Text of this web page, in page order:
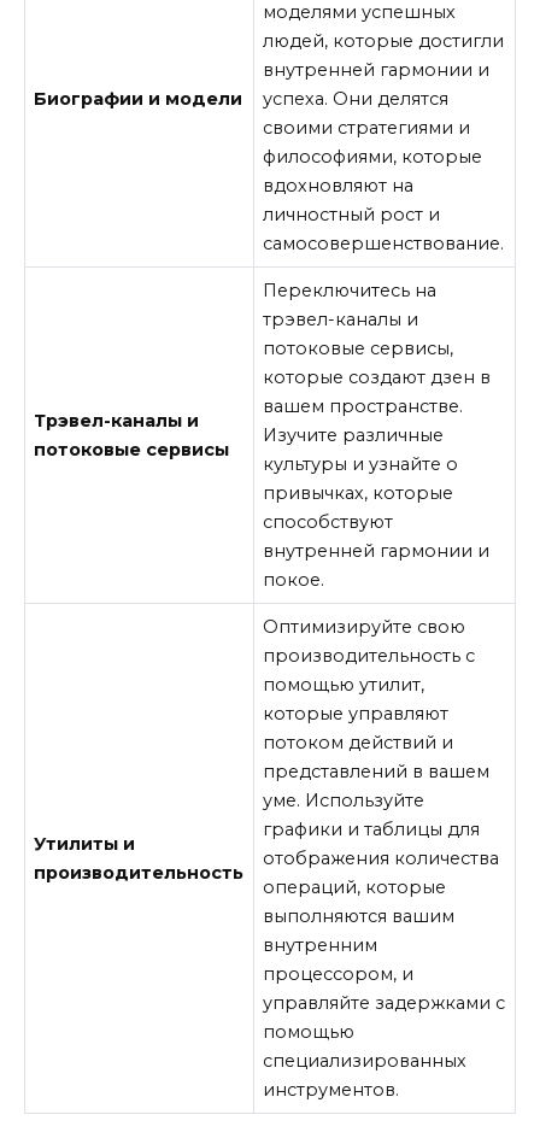
Биографии и модели
моделями успешных
людей, которые достигли
внутренней гармонии и
успеха. Они делятся
своими стратегиями и
философиями, которые
вдохновляют на
личностный рост и
самосовершенствование.
Трэвел-каналы и
потоковые сервисы
Переключитесь на
трэвел-каналы и
потоковые сервисы,
которые создают дзен в
вашем пространстве.
Изучите различные
культуры и узнайте о
привычках, которые
способствуют
внутренней гармонии и
покое.
Утилиты и
производительность
Оптимизируйте свою
производительность с
помощью утилит,
которые управляют
потоком действий и
представлений в вашем
уме. Используйте
графики и таблицы для
отображения количества
операций, которые
выполняются вашим
внутренним
процессором, и
управляйте задержками с
помощью
специализированных
инструментов.